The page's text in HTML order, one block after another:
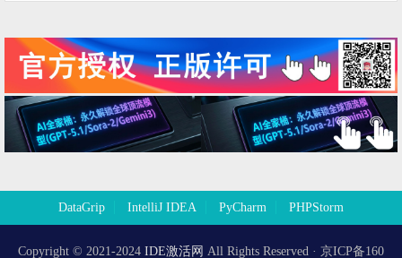
DataGrip IntelliJ IDEA PyCharm PHPStorm
Copyright © 2021-2024 IDE激活网 All Rights Reserved · 京ICP备160